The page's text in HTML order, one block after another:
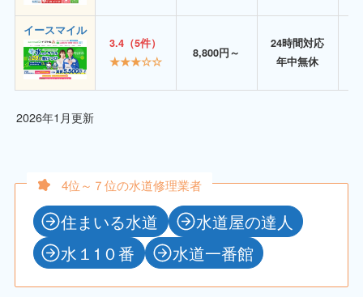
イースマイル
3.4（5件）
★★★☆☆
8,800円～
24時間対応
年中無休
2026年1月更新
4位～７位の水道修理業者
住まいる水道
水道屋の達人
水１1０番
水道一番館